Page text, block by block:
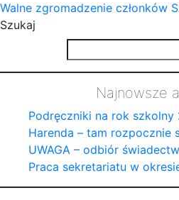
Walne zgromadzenie członków
Szukaj
Najnowsze
Podręczniki na rok
Harenda – tam rozpocznie
UWAGA – odbiór
Praca sekretariatu w